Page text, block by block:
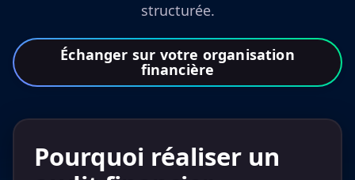
structurée.
Échanger sur votre organisation
financière
Pourquoi réaliser un